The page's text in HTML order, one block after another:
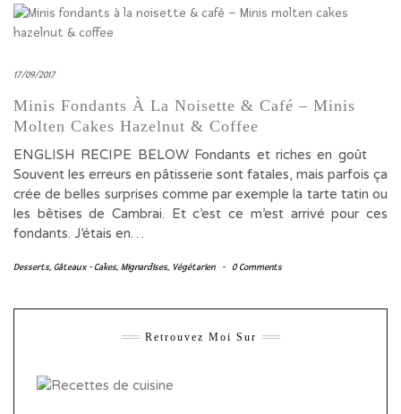
17/09/2017
Minis Fondants À La Noisette & Café – Minis
Molten Cakes Hazelnut & Coffee
ENGLISH RECIPE BELOW Fondants et riches en goût
Souvent les erreurs en pâtisserie sont fatales, mais parfois ça
crée de belles surprises comme par exemple la tarte tatin ou
les bêtises de Cambrai. Et c’est ce m’est arrivé pour ces
fondants. J’étais en…
Desserts, Gâteaux - Cakes, Mignardises, Végétarien - 0 Comments
Retrouvez Moi Sur